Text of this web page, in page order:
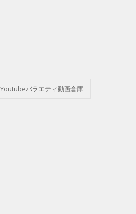
Youtubeバラエティ動画倉庫